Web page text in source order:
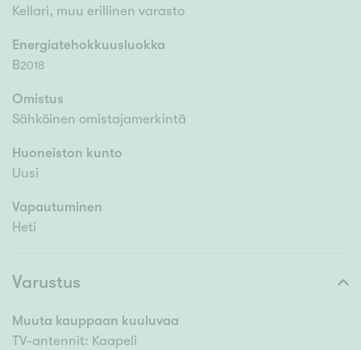
Kellari, muu erillinen varasto
Energiatehokkuusluokka
B2018
Omistus
Sähköinen omistajamerkintä
Huoneiston kunto
Uusi
Vapautuminen
Heti
Varustus
Muuta kauppaan kuuluvaa
TV-antennit: Kaapeli